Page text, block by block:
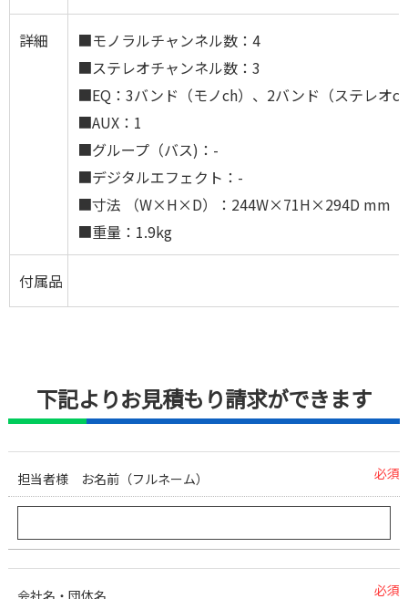
詳細
■モノラルチャンネル数：4
■ステレオチャンネル数：3
■EQ：3バンド（モノch）、2バンド（ステレオ
■AUX：1
■グループ（バス)：-
■デジタルエフェクト：-
■寸法 （W×H×D）：244W×71H×294D mm
■重量：1.9kg
付属品
下記よりお見積もり請求ができます
担当者様 お名前（フルネーム） 必須
会社名・団体名 必須